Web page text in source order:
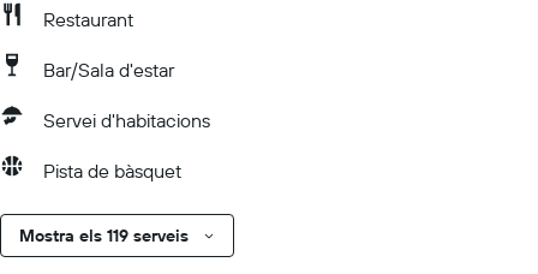
Restaurant
Bar/Sala d'estar
Servei d'habitacions
Pista de bàsquet
Mostra els 119 serveis